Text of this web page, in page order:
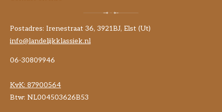
Postadres: Irenestraat 36, 3921BJ, Elst (Ut)
info@landelijkklassiek.nl
06-30809946
KvK: 87900564
Btw: NL004503626B53